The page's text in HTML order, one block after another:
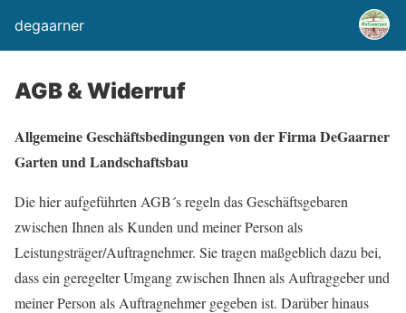
degaarner
AGB & Widerruf
Allgemeine Geschäftsbedingungen von der Firma DeGaarner
Garten und Landschaftsbau
Die hier aufgeführten AGB´s regeln das Geschäftsgebaren
zwischen Ihnen als Kunden und meiner Person als
Leistungsträger/Auftragnehmer. Sie tragen maßgeblich dazu bei,
dass ein geregelter Umgang zwischen Ihnen als Auftraggeber und
meiner Person als Auftragnehmer gegeben ist. Darüber hinaus